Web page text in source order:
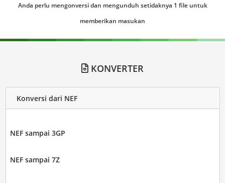
Anda perlu mengonversi dan mengunduh setidaknya 1 file untuk
memberikan masukan
KONVERTER
Konversi dari NEF
NEF sampai 3GP
NEF sampai 7Z